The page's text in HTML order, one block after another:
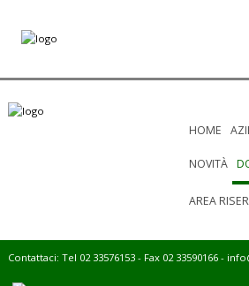
HOME
NOVITÀ
AREA
Contattaci: Tel 02 33576153 - Fax 02 33590166 -